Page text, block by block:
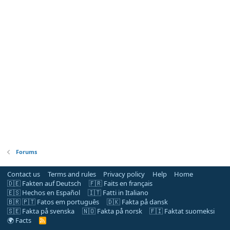
Forums
Contact us Terms and rules Privacy policy Help
Home
🇩🇪 Fakten auf Deutsch
🇫🇷 Faits en français
🇪🇸 Hechos en Español
🇮🇹 Fatti in Italiano
🇧🇷 🇵🇹 Fatos em português
🇩🇰 Fakta på dansk
🇸🇪 Fakta på svenska
🇳🇴 Fakta på norsk
🇫🇮 Faktat suomeksi
🌍 Facts
R